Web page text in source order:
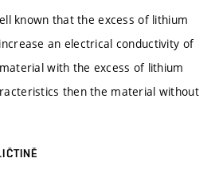
known that the excess of lithium
an electrical conductivity of
with the excess of lithium
then the material without